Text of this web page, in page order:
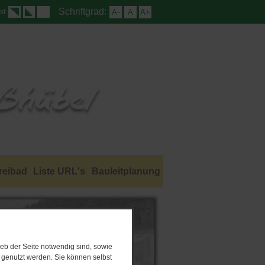
der Seite notwendig sind, sowie
werden. Sie können selbst
Schriftgrad: A- A A+
Liste URL's Bauleitplanung